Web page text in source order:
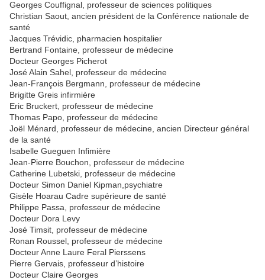
Georges Couffignal, professeur de sciences politiques
Christian Saout, ancien président de la Conférence nationale de
santé
Jacques Trévidic, pharmacien hospitalier
Bertrand Fontaine, professeur de médecine
Docteur Georges Picherot
José Alain Sahel, professeur de médecine
Jean-François Bergmann, professeur de médecine
Brigitte Greis infirmière
Eric Bruckert, professeur de médecine
Thomas Papo, professeur de médecine
Joël Ménard, professeur de médecine, ancien Directeur général
de la santé
Isabelle Gueguen Infimière
Jean-Pierre Bouchon, professeur de médecine
Catherine Lubetski, professeur de médecine
Docteur Simon Daniel Kipman,psychiatre
Gisèle Hoarau Cadre supérieure de santé
Philippe Passa, professeur de médecine
Docteur Dora Levy
José Timsit, professeur de médecine
Ronan Roussel, professeur de médecine
Docteur Anne Laure Feral Pierssens
Pierre Gervais, professeur d’histoire
Docteur Claire Georges